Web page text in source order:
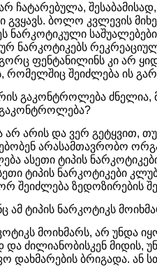
ჩატარებულა,
გვყავს. ბოლო კვლევის
ნარკოტიკული
ნარკოტიკებს
ფენტანილინს კი არ
რომელშიც შეიძლება ის
გაკონტროლება­ ძნელია,
გაკონტროლება?
არ არის და ვერ გეტყვით,
არასამთავრობო
ასეთი ტიპის
ტიპის ნარკოტიკები
შეიძლება ზედოზირების
ამ ტიპის ნარკოტიკს
მოიხმარს, არ უნდა
ძილიანობისკენ მიდის,
დახმარების ბრიგადა.